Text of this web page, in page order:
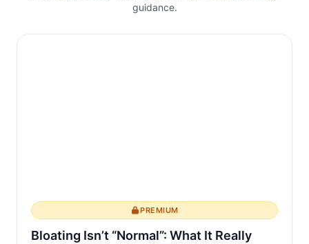
guidance.
PREMIUM
Bloating Isn’t “Normal”: What It Really